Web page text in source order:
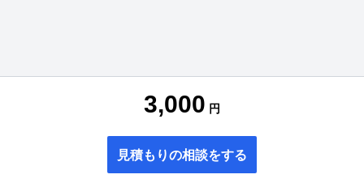
3,000 円
見積もりの相談をする